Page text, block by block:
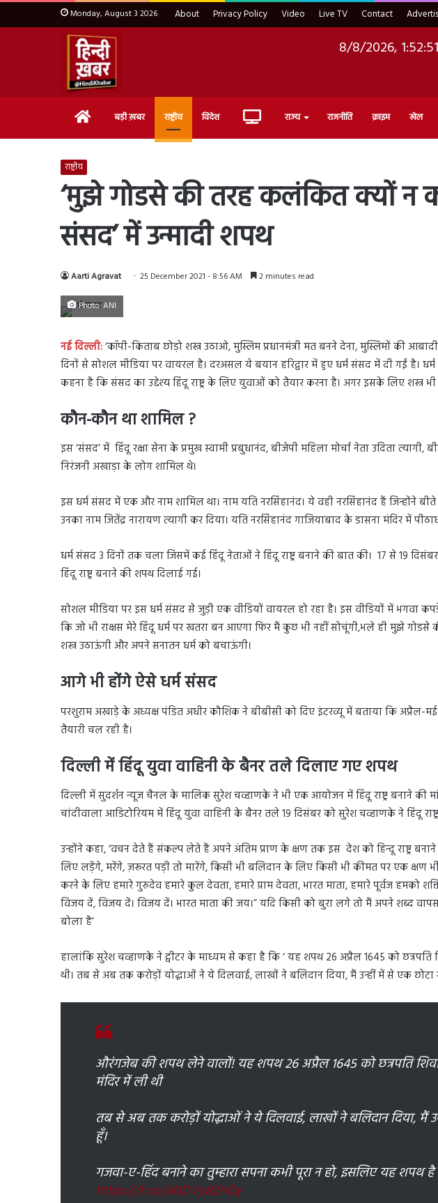
Monday, August 3 2026 About Privacy Policy Video Live TV Contact
8/8/2026,
Home बड़ी ख़बर राष्ट्रीय विदेश Live राज्य राजनीति क्राइम खेल
राष्ट्रीय
‘मुझे गोडसे की तरह कलंकित क्यों न कर
संसद’ में उन्मादी शपथ
Aarti Agravat 25 December 2021 - 8:56 AM 2 minutes read
Photo: ANI
नई दिल्ली:‘कॉपी-किताब छोड़ो शस्त्र उठाओ, मुस्लिम प्रधानमंत्री मत बनने देना, मुस्लिमों की
दिनों से सोशल मीडिया पर वायरल है। दरअसल ये बयान हरिद्वार में हुए धर्म संसद में दी गईं
कहना है कि संसद का उद्देश्य हिंदू राष्ट्र के लिए युवाओं को तैयार करना है। अगर इसके लिए शस्त्र भी
कौन-कौन था शामिल ?
इस ‘संसद’ में हिंदू रक्षा सेना के प्रमुख स्वामी प्रबुधानंद, बीजेपी महिला मोर्चा नेता उदिता त्यागी,
निरंजनी अखाड़ा के लोग शामिल थे।
इस धर्म संसद में एक और नाम शामिल था। नाम यति नरसिंहानंद। ये वही नरसिंहानंद हैं जिन्होंने बीते
उनका नाम जितेंद्र नारायण त्यागी कर दिया। यति नरसिंहानंद गाजियाबाद के डासना मंदिर में
धर्म संसद 3 दिनों तक चला जिसमें कई हिंदू नेताओं ने हिंदू राष्ट्र बनाने की बात की। 17 से 19
हिंदू राष्ट्र बनाने की शपथ दिलाई गई।
सोशल मीडिया पर इस धर्म संसद से जुड़ी एक वीडियों वायरल हो रहा है। इस वीडियों में भगवा
कि जो भी राक्षस मेरे हिंदू धर्म पर खतरा बन आएगा फिर मैं कुछ भी नहीं सोचूंगी,भले ही मुझे
शस्त्र उठाऊंगी और अपने सनातन धर्म को बचाऊंगी।
आगे भी होंगे ऐसे धर्म संसद
परशुराम अखाड़े के अध्यक्ष पंडित अधीर कौशिक ने बीबीसी को दिए इंटरव्यू में बताया कि अप्रैल-
तैयारी चल रही है।
दिल्ली में हिंदू युवा वाहिनी के बैनर तले दिलाए गए शपथ
दिल्ली में सुदर्शन न्यूज चैनल के मालिक सुरेश चव्हाणके ने भी एक आयोजन में हिंदू राष्ट्र बनाने की
चांदीवाला आडिटोरियम में हिंदू युवा वाहिनी के बैनर तले 19 दिसंबर को सुरेश चव्हाणके ने हिंदू
उन्होंने कहा, ‘वचन देते हैं संकल्प लेते हैं अपने अंतिम प्राण के क्षण तक इस देश को हिन्दू राष्ट्र
लिए लड़ेंगे, मरेंगे, ज़रूरत पड़ी तो मारेंगे, किसी भी बलिदान के लिए किसी भी कीमत पर एक क्षण
करने के लिए हमारे गुरुदेव हमारे कुल देवता, हमारे ग्राम देवता, भारत माता, हमारे पूर्वज हमको
विजय दें, विजय दें। विजय दें। भारत माता की जय।” यदि किसी को बुरा लगे तो मैं अपने शब्द
बोला है’
हालांकि सुरेश चव्हाणके ने ट्वीटर के माध्यम से कहा है कि ‘ यह शपथ 26 अप्रैल 1645 को छत्रपति
थी। तब से अब तक करोड़ों योद्धाओं ने ये दिलवाई, लाखों ने बलिदान दिया, मैं उन्हीं में से एक छोटा
औरंगजेब की शपथ लेने वालों! यह शपथ 26 अप्रैल 1645 को छत्रपति
मंदिर में ली थी
तब से अब तक करोड़ों योद्धाओं ने ये दिलवाई, लाखों ने बलिदान दिया, मैं
हूँ।
गजवा-ए-हिंद बनाने का तुम्हारा सपना कभी पूरा न हो, इसलिए यह शपथ है
https://t.co/aNDVy8ZnOy